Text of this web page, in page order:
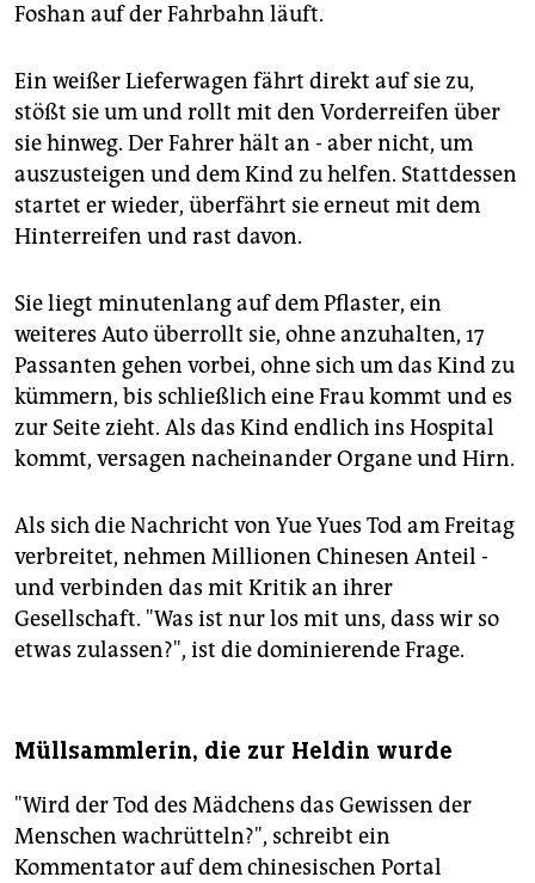
Foshan auf der Fahrbahn läuft.
Ein weißer Lieferwagen fährt direkt auf sie zu,
stößt sie um und rollt mit den Vorderreifen über
sie hinweg. Der Fahrer hält an - aber nicht, um
auszusteigen und dem Kind zu helfen. Stattdessen
startet er wieder, überfährt sie erneut mit dem
Hinterreifen und rast davon.
Sie liegt minutenlang auf dem Pflaster, ein
weiteres Auto überrollt sie, ohne anzuhalten, 17
Passanten gehen vorbei, ohne sich um das Kind zu
kümmern, bis schließlich eine Frau kommt und es
zur Seite zieht. Als das Kind endlich ins Hospital
kommt, versagen nacheinander Organe und Hirn.
Als sich die Nachricht von Yue Yues Tod am Freitag
verbreitet, nehmen Millionen Chinesen Anteil -
und verbinden das mit Kritik an ihrer
Gesellschaft. "Was ist nur los mit uns, dass wir so
etwas zulassen?", ist die dominierende Frage.
Müllsammlerin, die zur Heldin wurde
"Wird der Tod des Mädchens das Gewissen der
Menschen wachrütteln?", schreibt ein
Kommentator auf dem chinesischen Portal